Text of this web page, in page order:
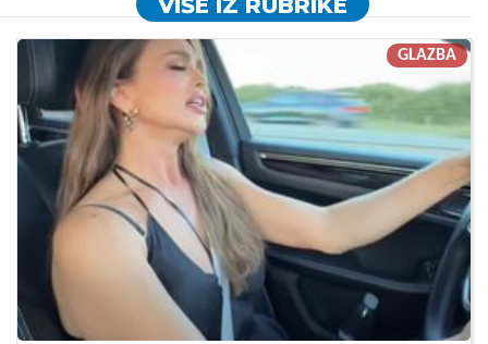
VIŠE IZ RUBRIKE
GLAZBA